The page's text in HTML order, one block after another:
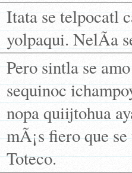
Itata se telpocatl
yolpaqui. NelÃ­a
Pero sintla se
sequinoc
nopa quiijtohua
mÃ¡s fiero que
Toteco.